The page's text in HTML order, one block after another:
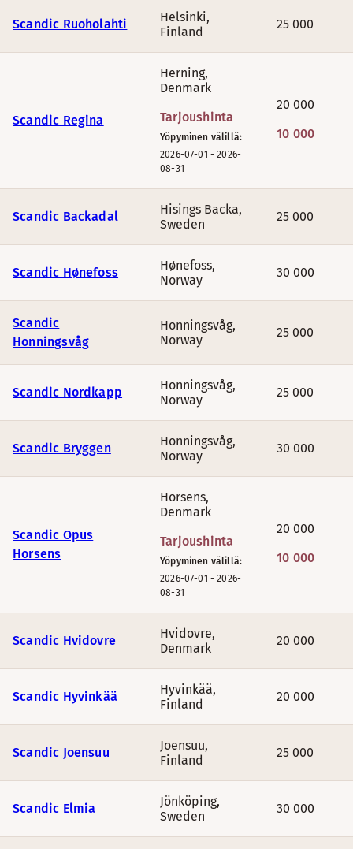
Scandic Ruoholahti Helsinki,
Finland
25 000
Scandic Regina
Herning,
Denmark
Tarjoushinta
Yöpyminen välillä:
2026-07-01 -2026-
08-31
20 000
10 000
Scandic Backadal Hisings Backa,
Sweden
25 000
Scandic Hønefoss Hønefoss,
Norway
30 000
Scandic
Honningsvåg
Honningsvåg,
Norway
25 000
Scandic Nordkapp Honningsvåg,
Norway
25 000
Scandic Bryggen Honningsvåg,
Norway
30 000
Scandic Opus
Horsens
Horsens,
Denmark
Tarjoushinta
Yöpyminen välillä:
2026-07-01 -2026-
08-31
20 000
10 000
Scandic Hvidovre Hvidovre,
Denmark
20 000
Scandic Hyvinkää Hyvinkää,
Finland
20 000
Scandic Joensuu Joensuu,
Finland
25 000
Scandic Elmia Jönköping,
Sweden
30 000